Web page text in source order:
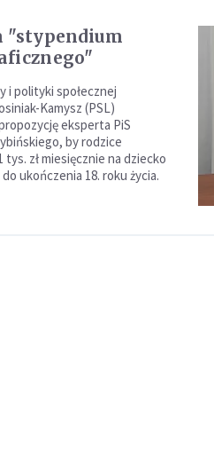
"stypendium
i polityki społecznej
Kamysz (PSL)
eksperta PiS
by rodzice
zł miesięcznie na dziecko
ukończenia 18. roku życia.